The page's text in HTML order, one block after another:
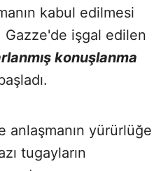
kabul edilmesi
Gazze'de işgal edilen
konuşlanma
anlaşmanın yürürlüğe
tugayların